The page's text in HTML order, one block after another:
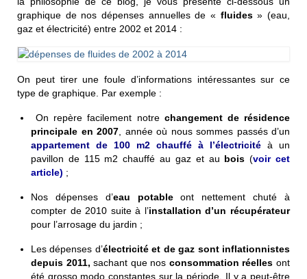
graphique de nos dépenses annuelles de « fluides» (eau,
gaz et électricité) entre 2002 et 2014 :
On peut tirer une foule d’informations intéressantes sur ce
type de graphique. Par exemple :
On repère facilement notre changement de résidence
principale en 2007, année où nous sommes passés d’un
appartement de 100 m2 chauffé à l’électricité à un
pavillon de 115 m2 chauffé au gaz et au bois (voir cet
article) ;
Nos dépenses d’eau potableont nettement chuté à
compter de 2010 suite à l’installation d’un récupérateur
pour l’arrosage du jardin ;
Les dépenses d’électricité et de gaz sont inflationnistes
depuis 2011,sachant que nos consommation réelles ont
été grosso modo constantes sur la période. Il y a peut-être